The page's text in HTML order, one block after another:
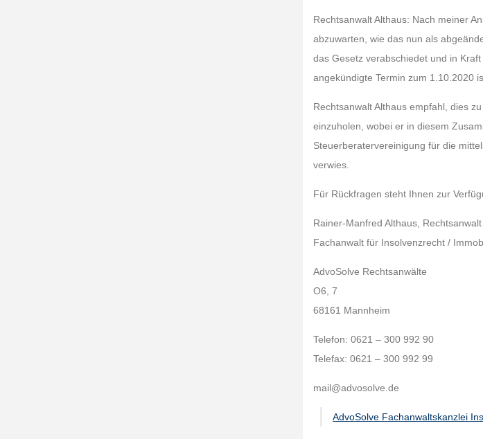
Rechtsanwalt Althaus: Nach meiner
abzuwarten, wie das nun als
das Gesetz verabschiedet und in
angekündigte Termin zum 1.10.2020
Rechtsanwalt Althaus empfahl, dies
einzuholen, wobei er in diesem
Steuerberatervereinigung für die
verwies.
Für Rückfragen steht Ihnen zur
Rainer-Manfred Althaus, Rechtsanwalt
Fachanwalt für Insolvenzrecht /
AdvoSolve Rechtsanwälte
O6, 7
68161 Mannheim
Telefon: 0621 – 300 992 90
Telefax: 0621 – 300 992 99
mail@advosolve.de
AdvoSolve Fachanwaltskanzlei